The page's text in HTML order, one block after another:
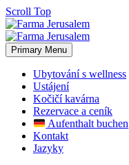
Scroll Top
Primary Menu
Ubytování s wellness
Ustájení
Kočičí kavárna
Rezervace a ceník
Aufenthalt buchen
Kontakt
Jazyky